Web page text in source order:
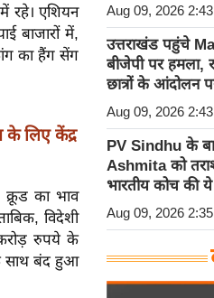
रहे। एशियन
बाजारों में,
का हैंग सेंग
के लिए केंद्र
क्रूड का भाव
विदेशी
रुपये के
साथ बंद हुआ
Aug 09, 2026
उत्तराखंड पहुंचे
बीजेपी पर हमला,
छात्रों के आंदोलन
Aug 09, 2026
PV Sindhu के
Ashmita को
भारतीय कोच की
Aug 09, 2026